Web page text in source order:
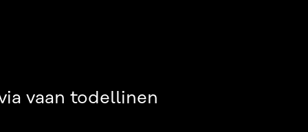
vaan todellinen